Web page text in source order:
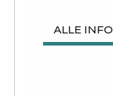
ALLE INFO